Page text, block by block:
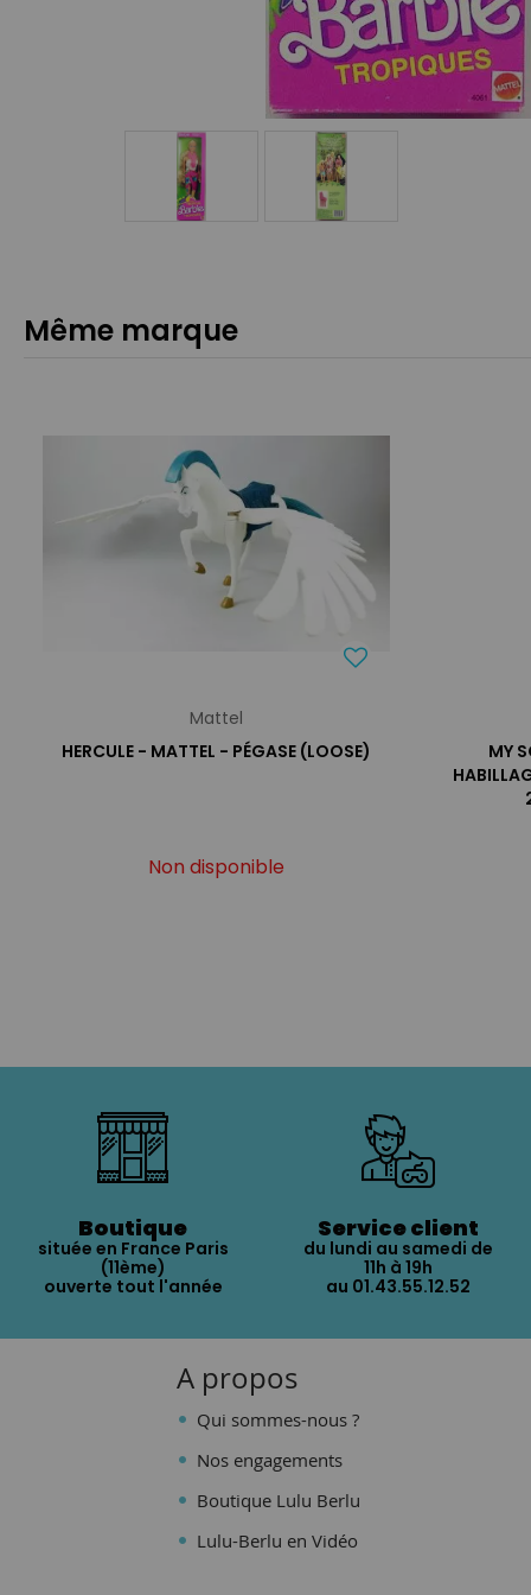
Même marque
Mattel
HERCULE - MATTEL - PÉGASE (LOOSE)
Non disponible
MY
Boutique
située en France Paris
(11ème)
ouverte tout l'année
Service client
du lundi au samedi de
11h à 19h
au 01.43.55.12.52
A propos
Qui sommes-nous ?
Nos engagements
Boutique Lulu Berlu
Lulu-Berlu en Vidéo